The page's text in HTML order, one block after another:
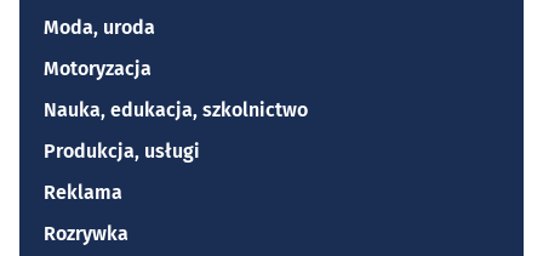
Moda, uroda
Motoryzacja
Nauka, edukacja, szkolnictwo
Produkcja, usługi
Reklama
Rozrywka